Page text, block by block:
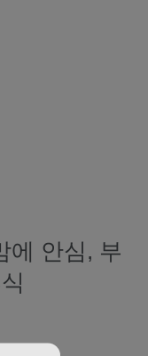
에 안심, 부